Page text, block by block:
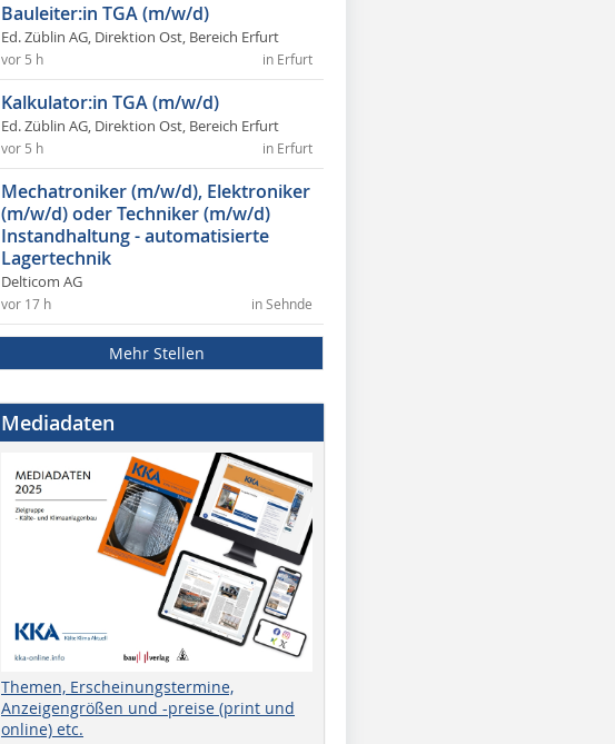
Bauleiter:in TGA (m/w/d)
Ed. Züblin AG, Direktion Ost, Bereich Erfurt
in Erfurt
vor 5 h
Kalkulator:in TGA (m/w/d)
Ed. Züblin AG, Direktion Ost, Bereich Erfurt
in Erfurt
vor 5 h
Mechatroniker (m/w/d), Elektroniker
(m/w/d) oder Techniker (m/w/d)
Instandhaltung - automatisierte
Lagertechnik
Delticom AG
in Sehnde
vor 17 h
Mehr Stellen
Mediadaten
Themen, Erscheinungstermine,
Anzeigengrößen und -preise (print und
online) etc.